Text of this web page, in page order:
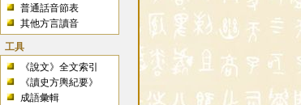
普通話音節表
其他方言讀音
工具
《說文》全文索引
《讀史方輿紀要》
成語彙輯